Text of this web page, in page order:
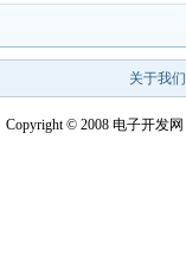
关于我们
Copyright © 2008 电子开发网